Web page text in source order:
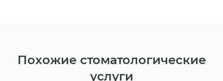
Похожие стоматологические
услуги